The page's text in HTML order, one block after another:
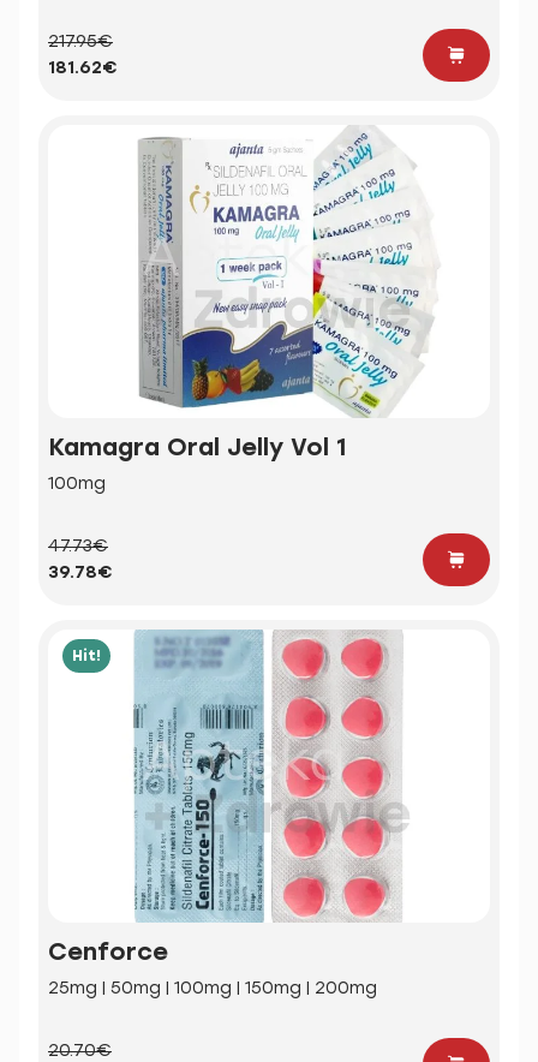
217.95€
181.62€
Kamagra Oral Jelly Vol 1
100mg
47.73€
39.78€
Hit!
Cenforce
25mg | 50mg | 100mg | 150mg | 200mg
20.70€